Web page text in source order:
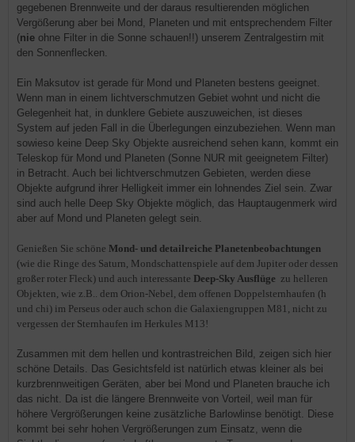
gegebenen Brennweite und der daraus resultierenden möglichen
Vergößerung aber bei Mond, Planeten und mit entsprechendem Filter
(nie ohne Filter in die Sonne schauen!!) unserem Zentralgestirn mit
den Sonnenflecken.
Ein Maksutov ist gerade für Mond und Planeten bestens geeignet.
Wenn man in einem lichtverschmutzen Gebiet wohnt und nicht die
Gelegenheit hat, in dunklere Gebiete auszuweichen, ist dieses
System auf jeden Fall in die Überlegungen einzubeziehen. Wenn man
sowieso keine Deep Sky Objekte ausreichend sehen kann, kommt ein
Teleskop für Mond und Planeten (Sonne NUR mit geeignetem Filter)
in Betracht. Auch bei lichtverschmutzen Gebieten, werden diese
Objekte aufgrund ihrer Helligkeit immer ein lohnendes Ziel sein. Zwar
sind auch helle Deep Sky Objekte möglich, das Hauptaugenmerk wird
aber auf Mond und Planeten gelegt sein.
Genießen Sie schöne Mond- und detailreiche Planetenbeobachtungen
(wie die Ringe des Saturn, Mondschattenspiele auf dem Jupiter oder dessen
großer roter Fleck) und auch interessante Deep-Sky Ausflüge zu helleren
Objekten, wie z.B.. dem Orion-Nebel, dem offenen Doppelsternhaufen (h
und chi) im Perseus oder auch schon die Galaxiengruppen M81, nicht zu
vergessen der Sternhaufen im Herkules M13!
Zusammen mit dem hellen und kontrastreichen Bild, zeigen sich hier
schöne Details. Das Gesichtsfeld ist natürlich etwas kleiner als bei
kurzbrennweitigen Geräten, aber bei Mond und Planeten brauche ich
das nicht. Da ist die längere Brennweite von Vorteil, weil man für
höhere Vergrößerungen keine zusätzliche Barlowlinse benötigt. Diese
kommt bei sehr hohen Vergrößerungen zum Einsatz, wenn die